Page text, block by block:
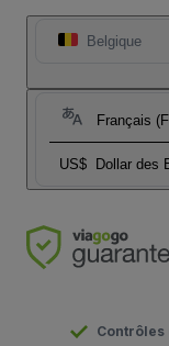
Belgique
Français
US$ Dollar des
Contrôles